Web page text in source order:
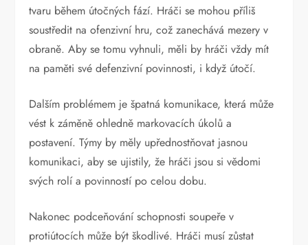
tvaru během útočných fází. Hráči se mohou příliš
soustředit na ofenzivní hru, což zanechává mezery v
obraně. Aby se tomu vyhnuli, měli by hráči vždy mít
na paměti své defenzivní povinnosti, i když útočí.
Dalším problémem je špatná komunikace, která může
vést k záměně ohledně markovacích úkolů a
postavení. Týmy by měly upřednostňovat jasnou
komunikaci, aby se ujistily, že hráči jsou si vědomi
svých rolí a povinností po celou dobu.
Nakonec podceňování schopnosti soupeře v
protiútocích může být škodlivé. Hráči musí zůstat